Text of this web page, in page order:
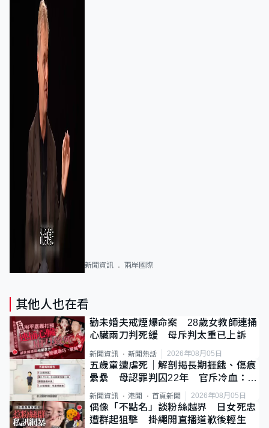
新聞資訊 兩岸國際
其他人也在看
勸未婚夫戒煙爆命案 28歲女教師連捅
心臟兩刀判死緩 母斥判太重已上訴
新聞資訊 新聞熱話 2026年08月05日
五歲童遭虐死｜解剖揭長期捱餓、傷痕
纍纍 母認罪判囚22年 官斥冷血：同
類案最惡劣
新聞資訊 港聞 首頁新聞 2026年08月05日
偶像「不點名」談粉絲越界 日女死忠
遭群起狙擊 掛繩開直播道歉後輕生